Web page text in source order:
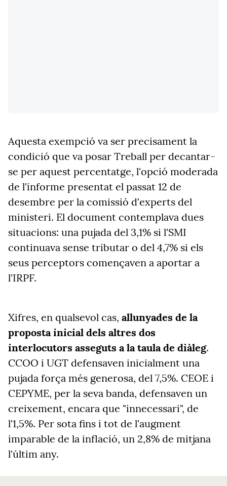
Aquesta exempció va ser precisament la
condició que va posar Treball per decantar-
se per aquest percentatge, l'opció moderada
de l'informe presentat el passat 12 de
desembre per la comissió d'experts del
ministeri. El document contemplava dues
situacions: una pujada del 3,1% si l'SMI
continuava sense tributar o del 4,7% si els
seus perceptors començaven a aportar a
l'IRPF.
Xifres, en qualsevol cas, allunyades de la
proposta inicial dels altres dos
interlocutors asseguts a la taula de diàleg.
CCOO i UGT defensaven inicialment una
pujada força més generosa, del 7,5%. CEOE i
CEPYME, per la seva banda, defensaven un
creixement, encara que "innecessari", de
l'1,5%. Per sota fins i tot de l'augment
imparable de la inflació, un 2,8% de mitjana
l'últim any.